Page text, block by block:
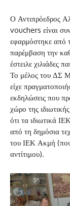
Ο Αντιπρόεδρος
vouchers είναι
εφαρμόστηκε από
παρέμβαση την
έστειλε χιλιάδες
Το μέλος του ΔΣ
είχε
εκδηλώσεις που
χώρο της
ότι τα ιδιωτικά
από τη δημόσια
του ΙΕΚ Ακμή (που
αντίτιμου).